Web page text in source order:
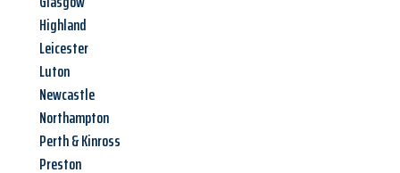
Highland
Leicester
Luton
Newcastle
Northampton
Perth & Kinross
Preston